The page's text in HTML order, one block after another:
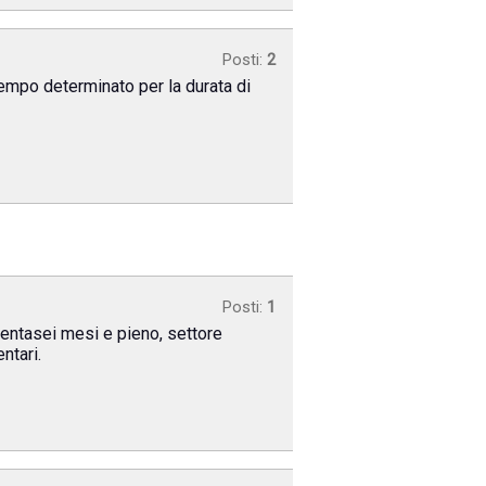
Posti: 2
determinato per la durata di
Posti: 1
mesi e pieno, settore